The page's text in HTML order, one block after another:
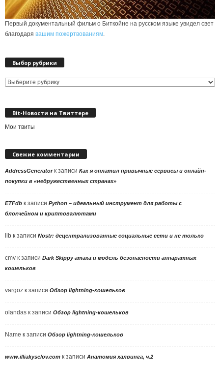
Первый документальный фильм о Биткойне на русском языке увидел свет
благодаря вашим пожертвованиям.
Выбор рубрики
Выбор
Bit•Новости на Твиттере
Мои твиты
Свежие комментарии
AddressGeneratorк записи Как я оплатил привычные сервисы и онлайн-
покупки в «недружественных странах»
ETFdb к записи Python – идеальный инструмент для работы с
блокчейном и криптовалютами
llb к записи Nostr: децентрализованные социальные сети и не только
cmv к записи Dark Skippy атака и модель безопасности аппаратных
кошельков
vargoz к записи Обзор lightning-кошельков
olandas к записи Обзор lightning-кошельков
Name к записи Обзор lightning-кошельков
www.illiakyselov.com к записи Анатомия халвинга, ч.2